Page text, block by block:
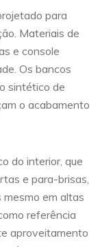
para
Materiais de
e console
Os bancos
sintético de
o acabamento
do interior, que
e para-brisas,
mesmo em altas
referência
aproveitamento